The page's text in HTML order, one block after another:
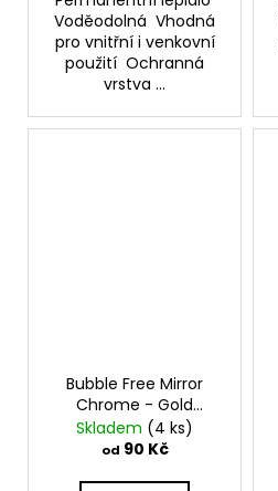
Voděodolná Vhodná
pro vnitřní i venkovní
použití Ochranná
vrstva ...
Bubble Free Mirror
Chrome - Gold
Samolepící vinylová
folie TeckWrap
Skladem (4 ks)
od 90 Kč